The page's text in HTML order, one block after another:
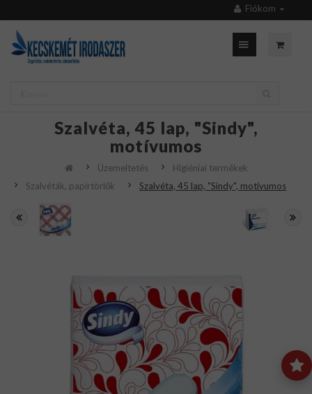
Fiókom
Szalvéta, 45 lap, "Sindy",
motívumos
Üzemeltetés
Higiéniai termékek
Szalvéták, papírtörlők
Szalvéta, 45 lap, "Sindy", motívumos